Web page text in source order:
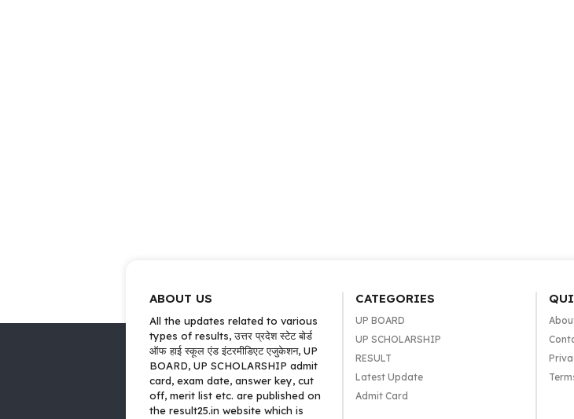
ABOUT US
All the updates related to various
types of results, उत्तर प्रदेश स्टेट बोर्ड
ऑफ हाई स्कूल एंड इंटरमीडिएट एजुकेशन, UP
BOARD, UP SCHOLARSHIP admit
card, exam date, answer key, cut
off, merit list etc. are published on
the result25.in website which is
CATEGORIES
UP BOARD
UP SCHOLARSHIP
RESULT
Latest Update
Admit Card